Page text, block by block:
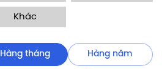
Khác
Hàng tháng Hàng năm